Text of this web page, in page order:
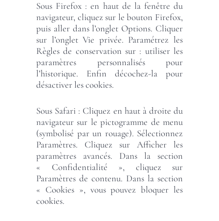
Sous Firefox : en haut de la fenêtre du
navigateur, cliquez sur le bouton Firefox,
puis aller dans l’onglet Options. Cliquer
sur l’onglet Vie privée. Paramétrez les
Règles de conservation sur : utiliser les
paramètres personnalisés pour
l’historique. Enfin décochez-la pour
désactiver les cookies.
Sous Safari : Cliquez en haut à droite du
navigateur sur le pictogramme de menu
(symbolisé par un rouage). Sélectionnez
Paramètres. Cliquez sur Afficher les
paramètres avancés. Dans la section
« Confidentialité », cliquez sur
Paramètres de contenu. Dans la section
« Cookies », vous pouvez bloquer les
cookies.